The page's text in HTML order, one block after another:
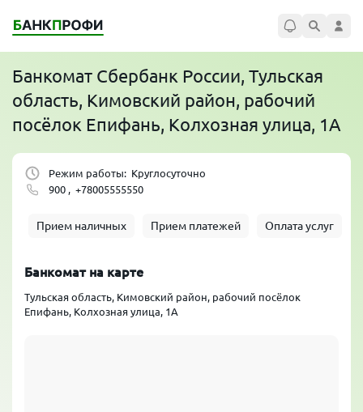
Банкомат Сбербанк России, Тульская
область, Кимовский район, рабочий
посёлок Епифань, Колхозная улица, 1А
Режим работы: Круглосуточно
900 , +78005555550
Прием наличных Прием платежей Оплата услуг
Банкомат на карте
Тульская область, Кимовский район, рабочий посёлок
Епифань, Колхозная улица, 1А